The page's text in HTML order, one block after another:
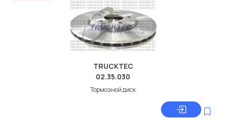
TRUCKTEC
02.35.030
Тормозной диск